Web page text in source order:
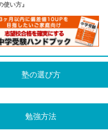
い方』
塾の選び方
勉強方法